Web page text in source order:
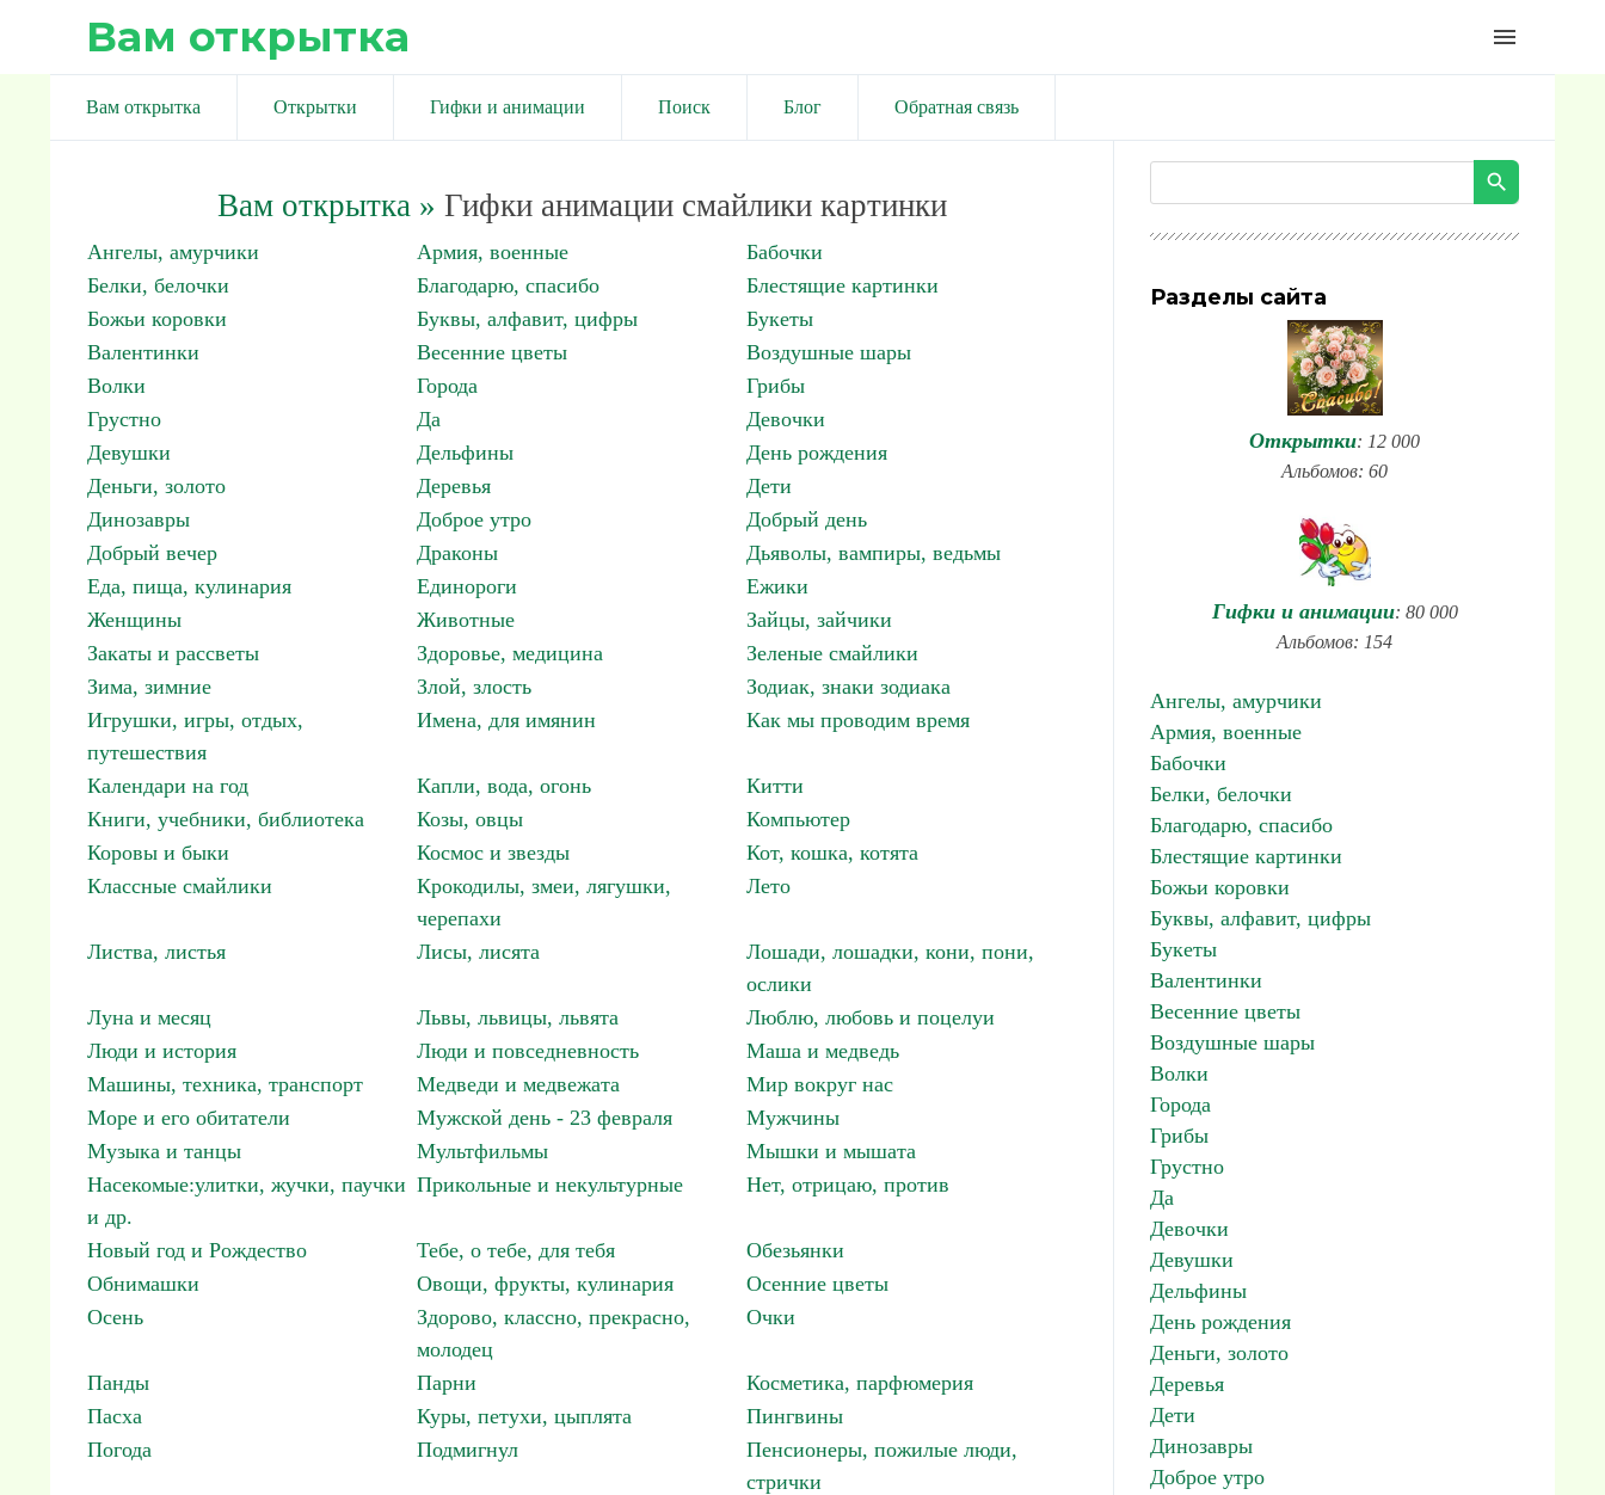
Вам открытка menu
Вам открытка Открытки Гифки и анимации Поиск Блог Обратная связь
Вам открытка» Гифки анимации смайлики картинки
Ангелы, амурчики Армия, военные
Бабочки
Белки, белочки
Благодарю, спасибо
Блестящие картинки
Божьи коровки
Буквы, алфавит, цифры
Букеты
Валентинки
Весенние цветы
Воздушные шары
Волки
Города
Грибы
Грустно
Да
Девочки
Девушки
Дельфины
День рождения
Деньги, золото
Деревья
Дети
Динозавры
Доброе утро
Добрый день
Добрый вечер
Драконы
Дьяволы, вампиры, ведьмы
Еда, пища, кулинария
Единороги
Ежики
Женщины
Животные
Зайцы, зайчики
Закаты и рассветы
Здоровье, медицина
Зеленые смайлики
Зима, зимние
Злой, злость
Зодиак, знаки зодиака
Игрушки, игры, отдых,
путешествия
Имена, для имянин Как мы проводим время
Календари на год Капли, вода, огонь
Китти
Книги, учебники, библиотека
Козы, овцы
Компьютер
Коровы и быки
Космос и звезды
Кот, кошка, котята
Классные смайлики
Крокодилы, змеи, лягушки,
черепахи
Лето
Листва, листья Лисы, лисята
Лошади, лошадки, кони, пони,
ослики
Луна и месяц
Львы, львицы, львята
Люблю, любовь и поцелуи
Люди и история
Люди и повседневность
Маша и медведь
Машины, техника, транспорт
Медведи и медвежата
Мир вокруг нас
Море и его обитатели
Мужской день - 23 февраля
Мужчины
Музыка и танцы
Мультфильмы
Мышки и мышата
Насекомые:улитки, жучки, паучки
и др.
Прикольные и некультурные Нет, отрицаю, против
Новый год и Рождество Тебе, о тебе, для тебя
Обезьянки
Обнимашки
Овощи, фрукты, кулинария
Осенние цветы
Осень
Здорово, классно, прекрасно,
молодец
Очки
Панды Парни
Косметика, парфюмерия
Пасха
Куры, петухи, цыплята
Пингвины
Погода
Подмигнул
Пенсионеры, пожилые люди,
стрички
Разделы сайта
Открытки: 12 000
Альбомов: 60
Гифки и анимации: 80 000
Альбомов: 154
Ангелы, амурчики
Армия, военные
Бабочки
Белки, белочки
Благодарю, спасибо
Блестящие картинки
Божьи коровки
Буквы, алфавит, цифры
Букеты
Валентинки
Весенние цветы
Воздушные шары
Волки
Города
Грибы
Грустно
Да
Девочки
Девушки
Дельфины
День рождения
Деньги, золото
Деревья
Дети
Динозавры
Доброе утро